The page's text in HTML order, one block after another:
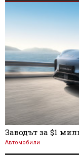
Заводът за $1
Автомобили